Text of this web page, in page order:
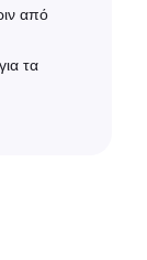
από
τα